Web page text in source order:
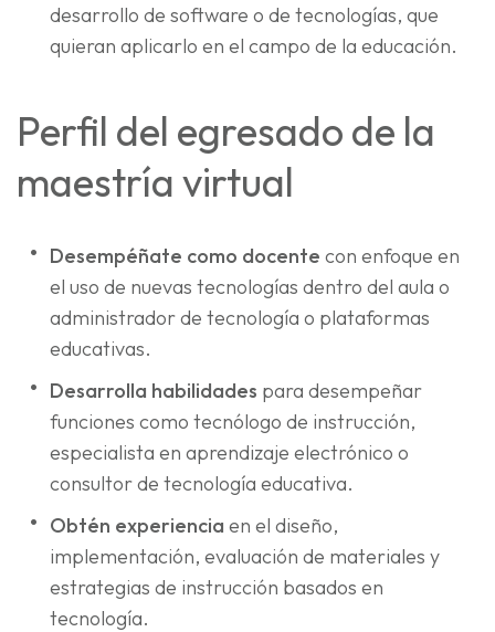
desarrollo de software o de tecnologías, que
quieran aplicarlo en el campo de la educación.
Perfil del egresado de la
maestría virtual
Desempéñate como docente con enfoque en
el uso de nuevas tecnologías dentro del aula o
administrador de tecnología o plataformas
educativas.
Desarrolla habilidades para desempeñar
funciones como tecnólogo de instrucción,
especialista en aprendizaje electrónico o
consultor de tecnología educativa.
Obtén experiencia en el diseño,
implementación, evaluación de materiales y
estrategias de instrucción basados ​​en
tecnología.